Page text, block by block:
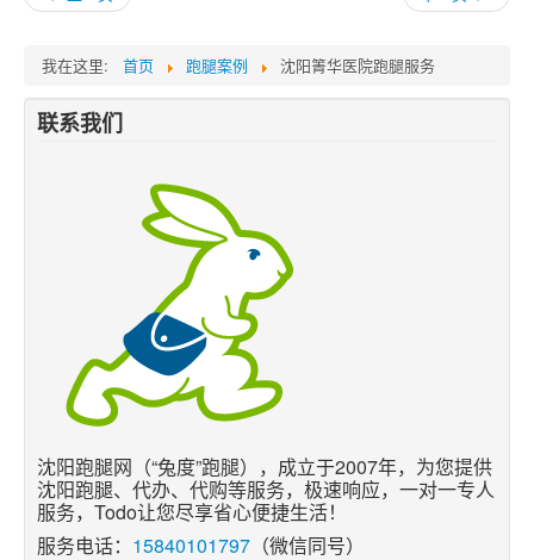
我在这里: 首页 跑腿案例 沈阳箐华医院跑腿服务
联系我们
沈阳跑腿网（“兔度”跑腿），成立于2007年，为您提供
沈阳跑腿、代办、代购等服务，极速响应，一对一专人
服务，Todo让您尽享省心便捷生活！
服务电话： 15840101797 （微信同号）